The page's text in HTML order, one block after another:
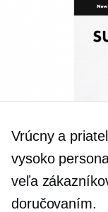
Vrúcny a
vysoko
veľa
doručovaním.